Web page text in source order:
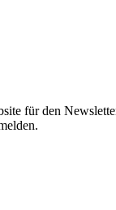
für den